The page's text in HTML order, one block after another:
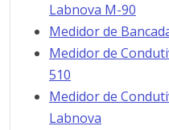
Labnova M-90
Medidor de
Medidor de
510
Medidor de
Labnova